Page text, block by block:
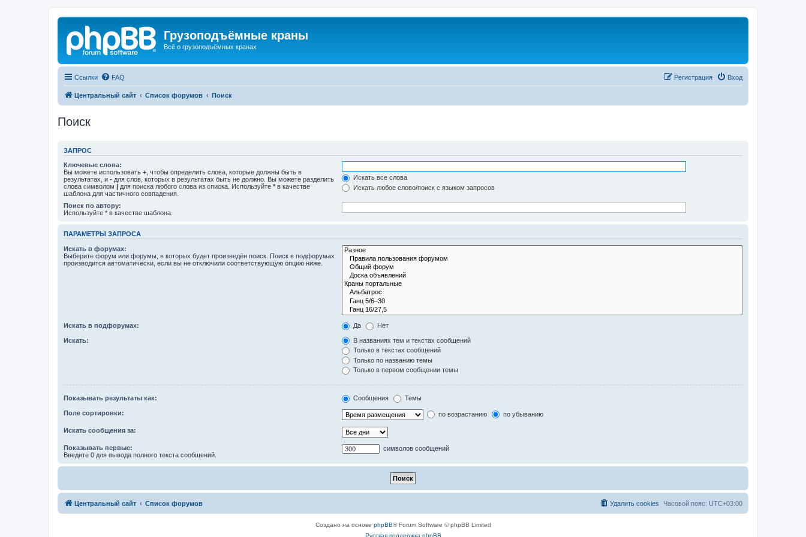
Грузоподъёмные краны
Всё о грузоподъёмных кранах
Ссылки FAQ Вход
Регистрация
Центральный сайт Список форумов Поиск
Поиск
ЗАПРОС
Ключевые слова:
Вы можете использовать + , чтобы определить слова, которые должны быть в
результатах, и - для слов, которых в результатах быть не должно. Вы можете разделить
слова символом | для поиска любого слова из списка. Используйте * в качестве
шаблона для частичного совпадения.
Искать все слова
Искать любое слово/поиск с языком запросов
Поиск по автору:
Используйте * в качестве шаблона.
ПАРАМЕТРЫ ЗАПРОСА
Искать в форумах:
Выберите форум или форумы, в которых будет произведён поиск. Поиск в подфорумах
производится автоматически, если вы не отключили соответствующую опцию ниже.
Искать в подфорумах: Да Нет
Искать:
В названиях тем и текстах сообщений
Только в текстах сообщений
Только по названию темы
Только в первом сообщении темы
Показывать результаты как: Сообщения Темы
Поле сортировки: по возрастанию по убыванию
Искать сообщения за:
Показывать первые:
Введите 0 для вывода полного текста сообщений.
символов сообщений
Центральный сайт Список форумов Часовой пояс: UTC+03:00
Удалить cookies
Создано на основе phpBB® Forum Software © phpBB Limited
Русская поддержка phpBB